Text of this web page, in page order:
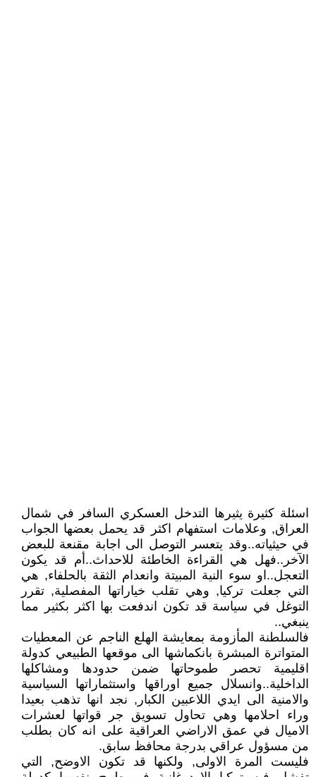
اسئلة كثيرة يثيرها التدخل العسكري السافر في شمال
العراق, وعلامات استفهام اكثر قد يحمل بعضها الجواب
في حيثياته..وقد يتعسر التوصل الى اجابة مقنعة للبعض
الآخر..فهل هي القراءة الخاطئة للاحداث..أم قد يكون
التعجل..او سوء النية المبيتة وانعدام الثقة بالحلفاء, هي
التي جعلت تركيا, وهي تقلب خياراتها المفصلية, تقرر
التوغل في سياسة قد تكون اندفعت بها اكثر بكثير مما
ينبغي..
فالسلطنة المأزومة بمعايشة الهلع الناجم عن المعطيات
المتواترة المبشرة بانكماشها الى موقعها الطبيعي كدولة
اقليمية تحصر طموحاتها ضمن حدودها ومشاكلها
الداخلية..وانسلال جميع اوراقها واستثماراتها السياسية
والامنية الى ايدي اللاعبين الكبار, نجد انها تذهب بعيدا
وراء احلامها وهي تحاول تسويق جر قواتها لعشرات
الاميال في عمق الاراضي العراقية على انه كان بطلب
من مسؤول عراقي بدرجة محافظ سابق.
فليست المرة الاولى, ولكنها قد تكون الاوضح, التي